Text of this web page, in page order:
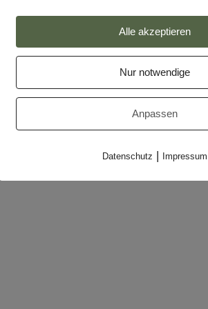
Partner
Alle akzeptieren
Nur notwendige
Anpassen
Datenschutz | Impressum